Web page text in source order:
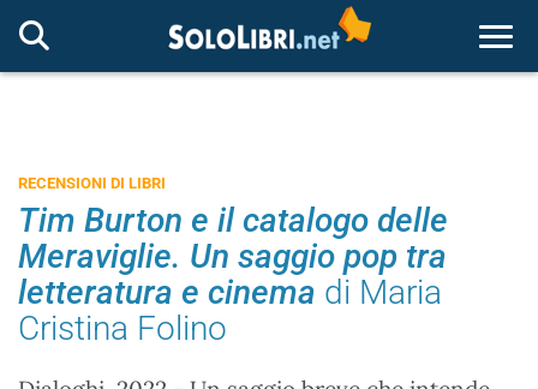
RECENSIONI DI LIBRI
Tim Burton e il catalogo delle
Meraviglie. Un saggio pop tra
letteratura e cinema di Maria
Cristina Folino